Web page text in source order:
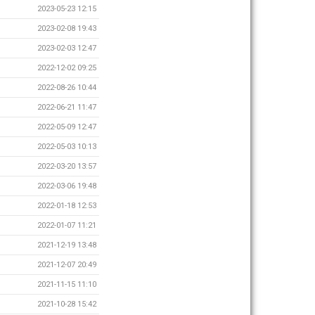
2023-05-23 12:15
2023-02-08 19:43
2023-02-03 12:47
2022-12-02 09:25
2022-08-26 10:44
2022-06-21 11:47
2022-05-09 12:47
2022-05-03 10:13
2022-03-20 13:57
2022-03-06 19:48
2022-01-18 12:53
2022-01-07 11:21
2021-12-19 13:48
2021-12-07 20:49
2021-11-15 11:10
2021-10-28 15:42